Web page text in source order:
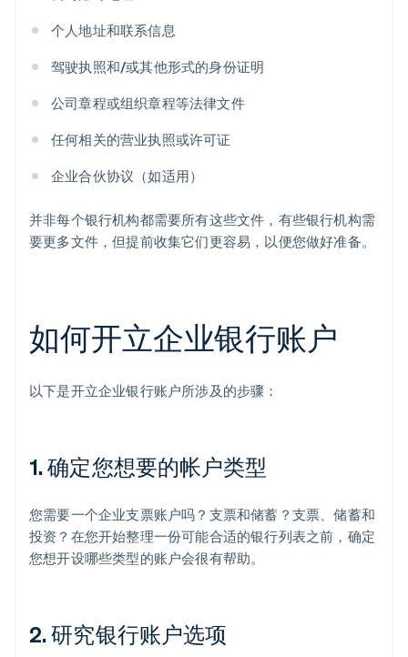
个人地址和联系信息
驾驶执照和/或其他形式的身份证明
公司章程或组织章程等法律文件
任何相关的营业执照或许可证
企业合伙协议（如适用）
并非每个银行机构都需要所有这些文件，有些银行机构需
要更多文件，但提前收集它们更容易，以便您做好准备。
如何开立企业银行账户
以下是开立企业银行账户所涉及的步骤：
1. 确定您想要的帐户类型
您需要一个企业支票账户吗？支票和储蓄？支票、储蓄和
投资？在您开始整理一份可能合适的银行列表之前，确定
您想开设哪些类型的账户会很有帮助。
2. 研究银行账户选项